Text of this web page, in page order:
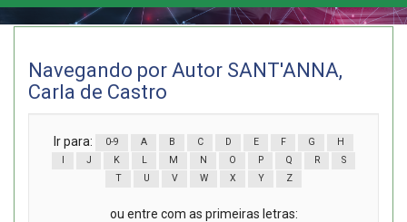
Navegando por Autor SANT'ANNA,
Carla de Castro
Ir para: 0-9 A B C D E F G
H
J K L M N O P Q R
S
T
U V W X Y Z
ou entre com as primeiras letras: